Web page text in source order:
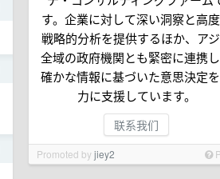
す。企業に対して深い洞察と高
戦略的分析を提供するほか、ア
全域の政府機関とも緊密に連携し
確かな情報に基づいた意思決定
力に支援しています。
联系我们
Promoted byjiey2